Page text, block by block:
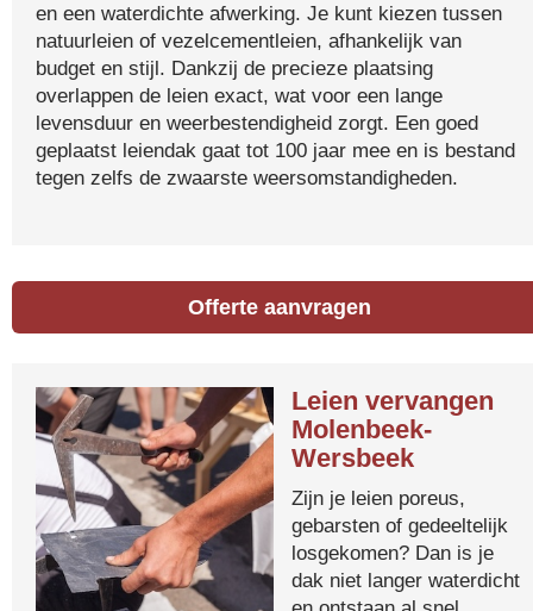
en een waterdichte afwerking. Je kunt kiezen tussen
natuurleien of vezelcementleien, afhankelijk van
budget en stijl. Dankzij de precieze plaatsing
overlappen de leien exact, wat voor een lange
levensduur en weerbestendigheid zorgt. Een goed
geplaatst leiendak gaat tot 100 jaar mee en is bestand
tegen zelfs de zwaarste weersomstandigheden.
Offerte aanvragen
Leien vervangen
Molenbeek-
Wersbeek
Zijn je leien poreus,
gebarsten of gedeeltelijk
losgekomen? Dan is je
dak niet langer waterdicht